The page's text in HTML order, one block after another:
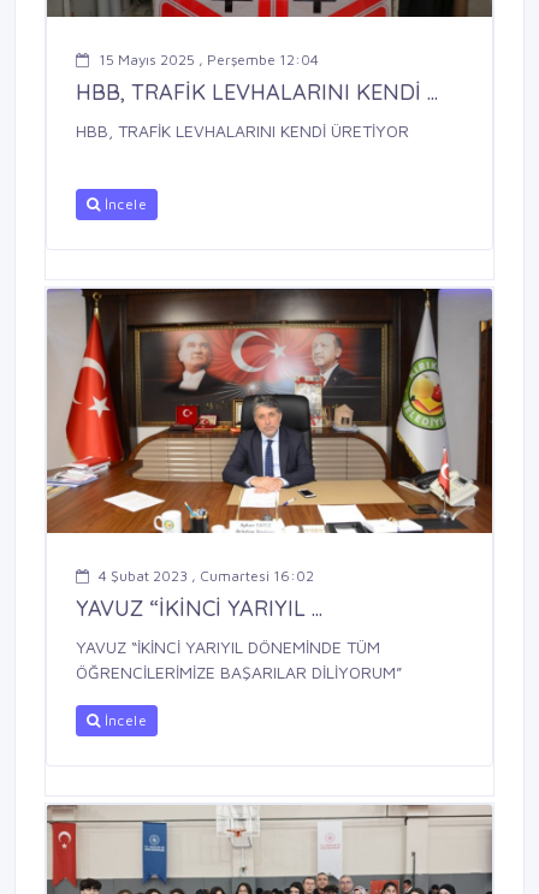
15 Mayıs 2025 , Perşembe 12:04
HBB, TRAFİK LEVHALARINI KENDİ ...
HBB, TRAFİK LEVHALARINI KENDİ ÜRETİYOR
İncele
4 Şubat 2023 , Cumartesi 16:02
YAVUZ “İKİNCİ YARIYIL ...
YAVUZ “İKİNCİ YARIYIL DÖNEMİNDE TÜM
ÖĞRENCİLERİMİZE BAŞARILAR DİLİYORUM”
İncele